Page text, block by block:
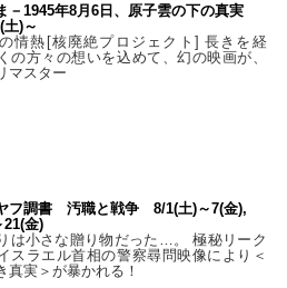
－1945年8月6日、原子雲の下の真実
)～
情熱[核廃絶プロジェクト] 長きを経
の方々の想いを込めて、幻の映画が、
マスター
フ調書 汚職と戦争 8/1(土)～7(金),
21(金)
は小さな贈り物だった…。 極秘リーク
スラエル首相の警察尋問映像により＜
真実＞が暴かれる！